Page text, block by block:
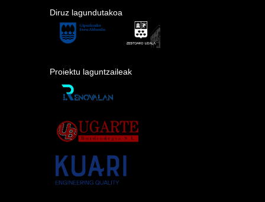
Diruz lagundutakoa
Proiektu laguntzaileak